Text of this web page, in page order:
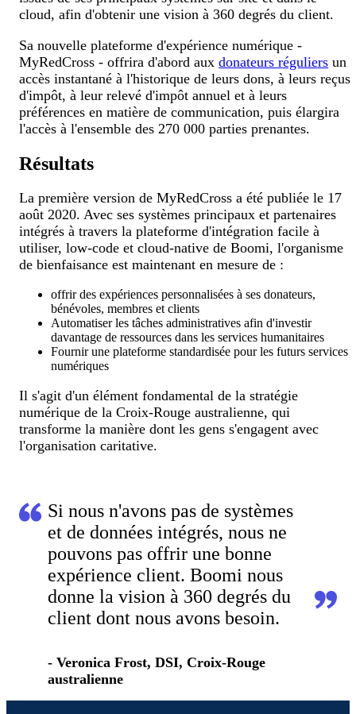
cloud, afin d'obtenir une vision à 360 degrés du client.
Sa nouvelle plateforme d'expérience numérique -
MyRedCross - offrira d'abord auxdonateurs réguliers un
accès instantané à l'historique de leurs dons, à leurs reçus
d'impôt, à leur relevé d'impôt annuel et à leurs
préférences en matière de communication, puis élargira
l'accès à l'ensemble des 270 000 parties prenantes.
Résultats
La première version de MyRedCross a été publiée le 17
août 2020. Avec ses systèmes principaux et partenaires
intégrés à travers la plateforme d'intégration facile à
utiliser, low-code et cloud-native de Boomi, l'organisme
de bienfaisance est maintenant en mesure de :
offrir des expériences personnalisées à ses donateurs,
bénévoles, membres et clients
Automatiser les tâches administratives afin d'investir
davantage de ressources dans les services humanitaires
Fournir une plateforme standardisée pour les futurs services
numériques
Il s'agit d'un élément fondamental de la stratégie
numérique de la Croix-Rouge australienne, qui
transforme la manière dont les gens s'engagent avec
l'organisation caritative.
Si nous n'avons pas de systèmes
et de données intégrés, nous ne
pouvons pas offrir une bonne
expérience client. Boomi nous
donne la vision à 360 degrés du
client dont nous avons besoin.
- Veronica Frost, DSI, Croix-Rouge
australienne